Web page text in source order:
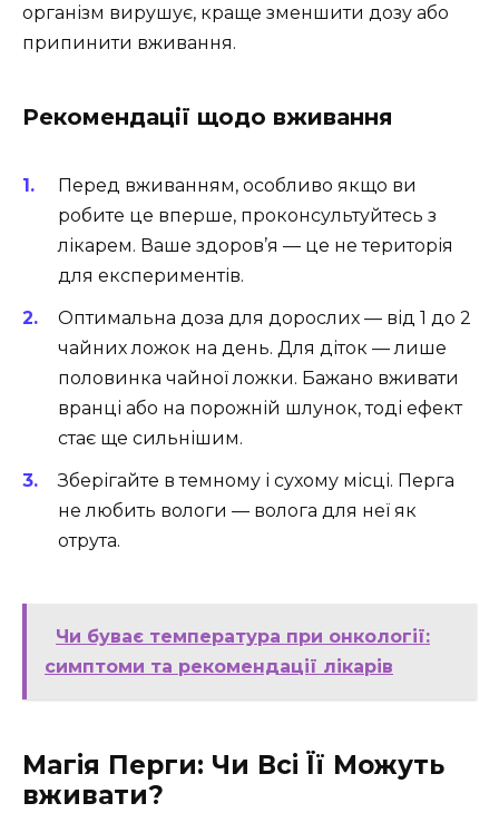
організм вирушує, краще зменшити дозу або
припинити вживання.
Рекомендації щодо вживання
Перед вживанням, особливо якщо ви
робите це вперше, проконсультуйтесь з
лікарем. Ваше здоров’я — це не територія
для експериментів.
Оптимальна доза для дорослих — від 1 до 2
чайних ложок на день. Для діток — лише
половинка чайної ложки. Бажано вживати
вранці або на порожній шлунок, тоді ефект
стає ще сильнішим.
Зберігайте в темному і сухому місці. Перга
не любить вологи — волога для неї як
отрута.
Чи буває температура при онкології:
симптоми та рекомендації лікарів
Магія Перги: Чи Всі Її Можуть
вживати?